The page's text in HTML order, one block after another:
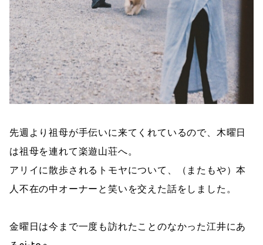
先週より祖母が手伝いに来てくれているので、木曜日
は祖母を連れて楽遊山荘へ。
アリイに散歩されるトモヤについて、（またもや）本
人不在の中オーナーと笑いを交えた話をしました。
金曜日は今まで一度も訪れたことのなかった江井にあ